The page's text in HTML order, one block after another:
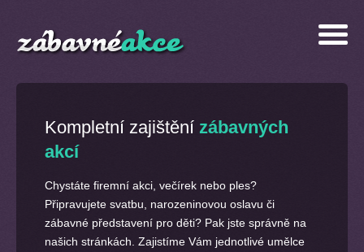
Kompletní zajištění zábavných
akcí
Chystáte firemní akci, večírek nebo ples?
Připravujete svatbu, narozeninovou oslavu či
zábavné představení pro děti? Pak jste správně na
našich stránkách. Zajistíme Vám jednotlivé umělce